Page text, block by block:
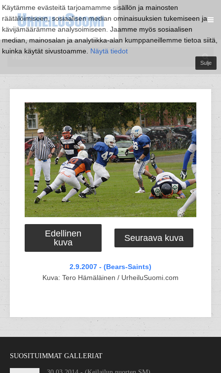
Käytämme evästeitä tarjoamamme sisällön ja mainosten
räätälöimiseen, sosiaalisen median ominaisuuksien tukemiseen ja
kävijämäärämme analysoimiseen. Jaamme myös sosiaalisen
median, mainosalan ja analytiikka-alan kumppaneillemme tietoa siitä,
kuinka käytät sivustoamme. Näytä tiedot
Sulje
Edellinen
kuva
Seuraava kuva
2.9.2007 - (Bears-Saints)
Kuva: Tero Hämäläinen / UrheiluSuomi.com
SUOSITUIMMAT GALLERIAT